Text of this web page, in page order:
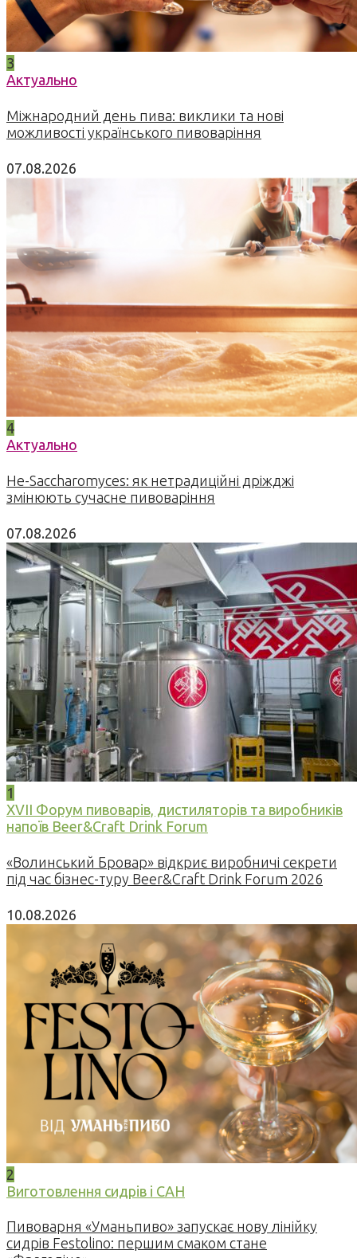
3
Актуально
Міжнародний день пива: виклики та нові
можливості українського пивоваріння
07.08.2026
4
Актуально
Не-Saccharomyces: як нетрадиційні дріжджі
змінюють сучасне пивоваріння
07.08.2026
1
XVII Форум пивоварів, дистиляторів та виробників
напоїв Beer&Craft Drink Forum
«Волинський Бровар» відкриє виробничі секрети
під час бізнес-туру Beer&Craft Drink Forum 2026
10.08.2026
2
Виготовлення сидрів і САН
Пивоварня «Уманьпиво» запускає нову лінійку
сидрів Festolino: першим смаком стане